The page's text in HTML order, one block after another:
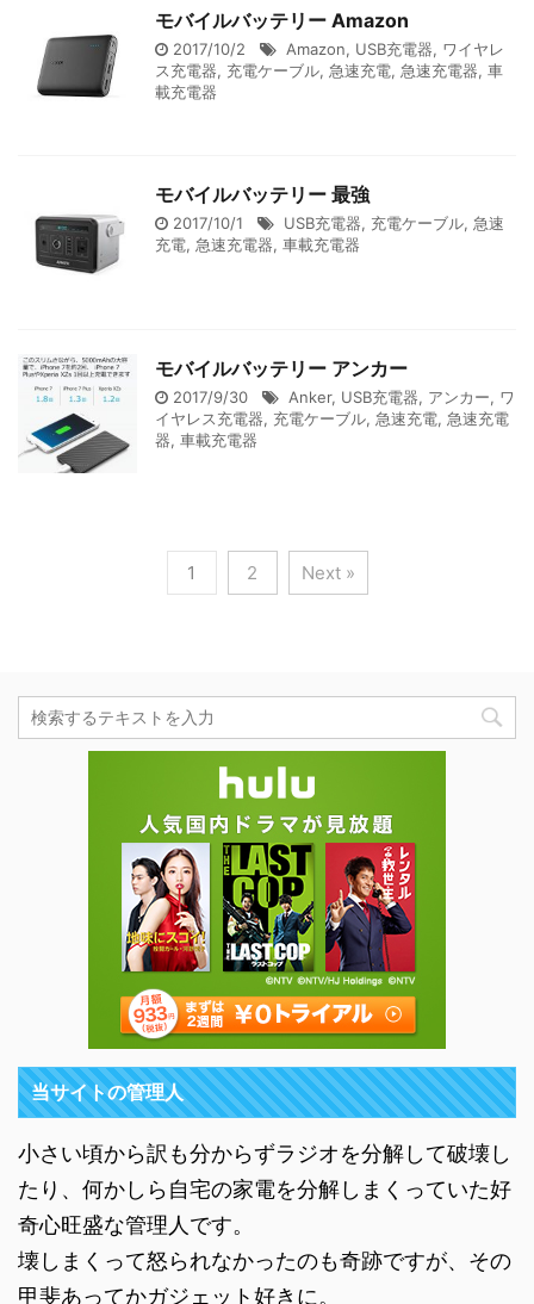
モバイルバッテリー Amazon
2017/10/2 Amazon, USB充電器, ワイヤレ
ス充電器, 充電ケーブル, 急速充電, 急速充電器, 車
載充電器
モバイルバッテリー 最強
2017/10/1 USB充電器, 充電ケーブル, 急速
充電, 急速充電器, 車載充電器
モバイルバッテリー アンカー
2017/9/30 Anker, USB充電器, アンカー, ワ
イヤレス充電器, 充電ケーブル, 急速充電, 急速充電
器, 車載充電器
1 2 Next »
当サイトの管理人
小さい頃から訳も分からずラジオを分解して破壊し
たり、何かしら自宅の家電を分解しまくっていた好
奇心旺盛な管理人です。
壊しまくって怒られなかったのも奇跡ですが、その
甲斐あってかガジェット好きに。